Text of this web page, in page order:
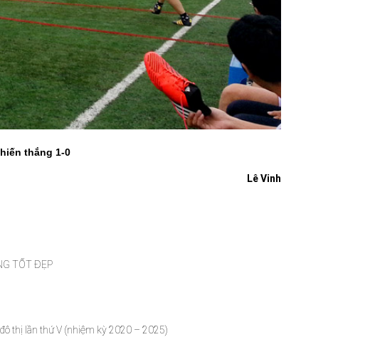
thắng 1-0
Lê Vinh
TỐT ĐẸP
thị lần thứ V (nhiệm kỳ 2020 – 2025)